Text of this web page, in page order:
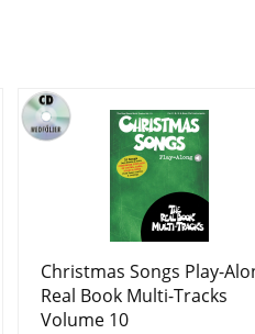
Christmas Songs Play-
Real Book Multi-Tracks
Volume 10